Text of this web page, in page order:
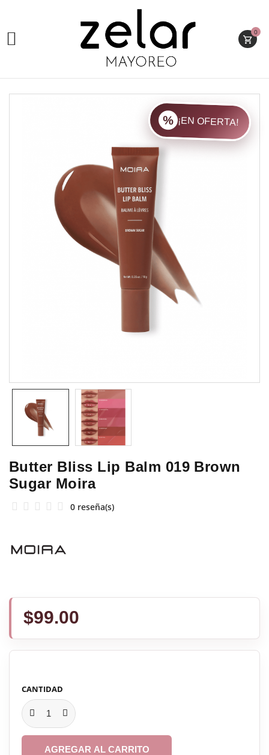
 0
¡EN OFERTA!
Butter Bliss Lip Balm 019 Brown
Sugar Moira
0 reseña(s)
$99.00
CANTIDAD
AGREGAR AL CARRITO